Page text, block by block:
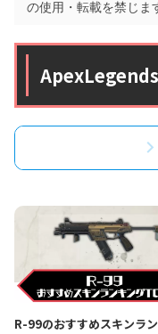
の使用・転載を禁じま
R-99のおすすめスキンラ